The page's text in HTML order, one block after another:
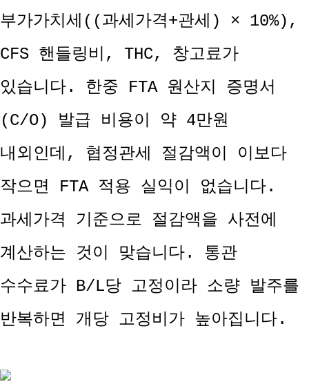
부가가치세((과세가격+관세) × 10%),
CFS 핸들링비, THC, 창고료가
있습니다. 한중 FTA 원산지 증명서
(C/O) 발급 비용이 약 4만원
내외인데, 협정관세 절감액이 이보다
작으면 FTA 적용 실익이 없습니다.
과세가격 기준으로 절감액을 사전에
계산하는 것이 맞습니다. 통관
수수료가 B/L당 고정이라 소량 발주를
반복하면 개당 고정비가 높아집니다.